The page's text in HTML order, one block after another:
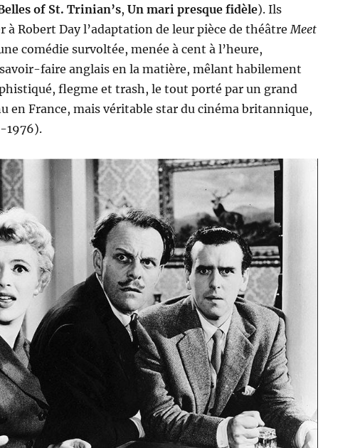
of St. Trinian’s, Un mari presque fidèle). Ils
à Robert Day l’adaptation de leur pièce de théâtreMeet
comédie survoltée, menée à cent à l’heure,
faire anglais en la matière, mêlant habilement
flegme et trash, le tout porté par un grand
en France, mais véritable star du cinéma britannique,
1976).